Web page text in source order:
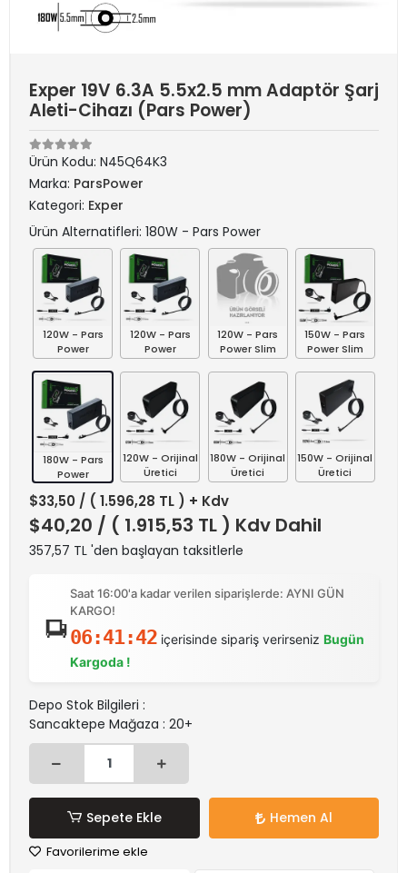
Exper 19V 6.3A 5.5x2.5 mm Adaptör Şarj
Aleti-Cihazı (Pars Power)
Ürün Kodu: N45Q64K3
Marka: ParsPower
Kategori: Exper
Ürün Alternatifleri: 180W - Pars Power
120W - Pars
Power
120W - Pars
Power
120W - Pars
Power Slim
150W - Pars
Power Slim
180W - Pars
Power
120W - Orijinal
Üretici
180W - Orijinal
Üretici
150W - Orijinal
Üretici
$33,50 / ( 1.596,28 TL ) + Kdv
$40,20 / ( 1.915,53 TL ) Kdv Dahil
357,57 TL 'den başlayan taksitlerle
Saat 16:00'a kadar verilen siparişlerde: AYNI GÜN
KARGO!
06:41:42içerisinde sipariş verirseniz Bugün
Kargoda !
Depo Stok Bilgileri :
Sancaktepe Mağaza : 20+
Sepete Ekle Hemen Al
Favorilerime ekle